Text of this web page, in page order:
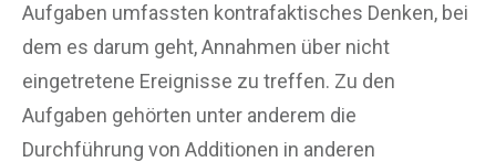
Aufgaben umfassten kontrafaktisches Denken, bei
dem es darum geht, Annahmen über nicht
eingetretene Ereignisse zu treffen. Zu den
Aufgaben gehörten unter anderem die
Durchführung von Additionen in anderen